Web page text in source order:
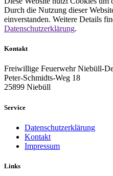
Durch die Nutzung dieser
einverstanden. Weitere Details
Datenschutzerklärung.
Kontakt
Freiwillige Feuerwehr Niebüll-
Peter-Schmidts-Weg 18
25899 Niebüll
Service
Datenschutzerklärung
Kontakt
Impressum
Links